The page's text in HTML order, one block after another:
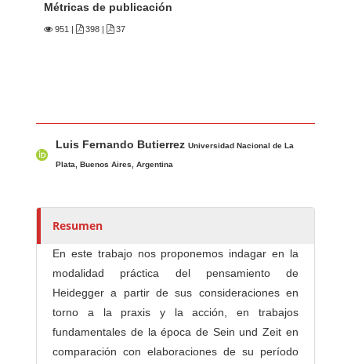
Métricas de publicación
951 | 398 | 37
u
r
s
Luis Fernando ButierrezUniversidad Nacional de La
Plata, Buenos Aires, Argentina
Resumen
En este trabajo nos proponemos indagar en la
modalidad práctica del pensamiento de
Heidegger a partir de sus consideraciones en
torno a la praxis y la acción, en trabajos
fundamentales de la época de Sein und Zeit en
comparación con elaboraciones de su período